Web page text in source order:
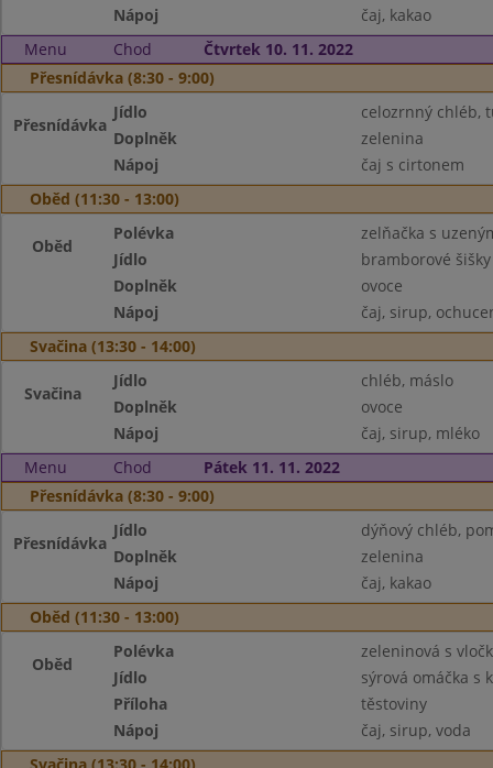
Nápoj
čaj, kakao
Menu
Chod
Čtvrtek 10. 11. 2022
Přesnídávka (8:30 - 9:00)
Přesnídávka
Jídlo
celozrnný chléb,
Doplněk
zelenina
Nápoj
čaj s cirtonem
Oběd (11:30 - 13:00)
Oběd
Polévka
zelňačka s
Jídlo
bramborové
Doplněk
ovoce
Nápoj
čaj, sirup,
Svačina (13:30 - 14:00)
Svačina
Jídlo
chléb, máslo
Doplněk
ovoce
Nápoj
čaj, sirup, mléko
Menu
Chod
Pátek 11. 11. 2022
Přesnídávka (8:30 - 9:00)
Přesnídávka
Jídlo
dýňový chléb,
Doplněk
zelenina
Nápoj
čaj, kakao
Oběd (11:30 - 13:00)
Oběd
Polévka
zeleninová s
Jídlo
sýrová omáčka s
Příloha
těstoviny
Nápoj
čaj, sirup, voda